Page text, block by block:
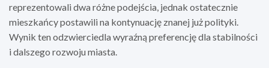
reprezentowali dwa różne podejścia, jednak ostatecznie
mieszkańcy postawili na kontynuację znanej już polityki.
Wynik ten odzwierciedla wyraźną preferencję dla stabilności
i dalszego rozwoju miasta.